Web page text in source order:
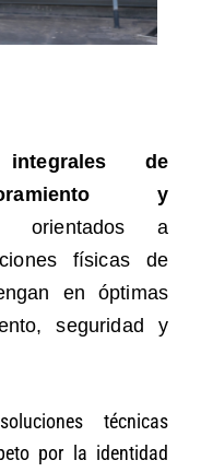
de
y
orientados a
físicas de
en óptimas
seguridad y
técnicas
por la identidad